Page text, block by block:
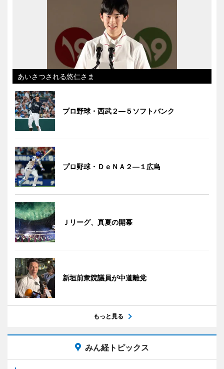
あいさつされる悠仁さま
プロ野球・西武２―５ソフトバンク
プロ野球・ＤｅＮＡ２―１広島
Ｊリーグ、真夏の開幕
新垣前衆院議員が中道離党
もっと見る
みん経トピックス